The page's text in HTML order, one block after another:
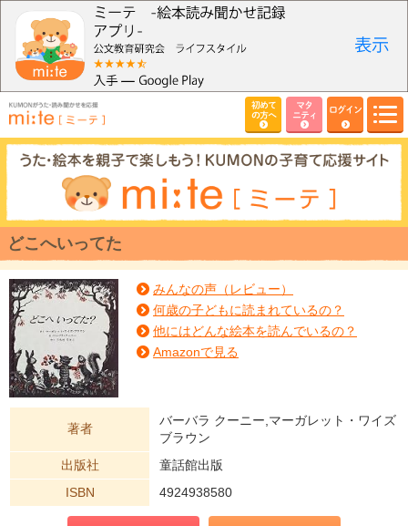
初めて
の方へ
マタ
ニティ
ログイン
どこへいってた
みんなの声（レビュー）
何歳の子どもに読まれているの？
他にはどんな絵本を読んでいるの？
Amazonで見る
著者
バーバラ クーニー,マーガレット・ワイズ
ブラウン
出版社
童話館出版
ISBN
4924938580